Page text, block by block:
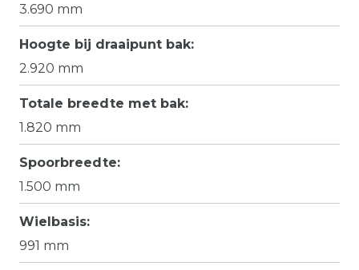
3.690 mm
Hoogte bij draaipunt bak:
2.920 mm
Totale breedte met bak:
1.820 mm
Spoorbreedte:
1.500 mm
Wielbasis:
991 mm